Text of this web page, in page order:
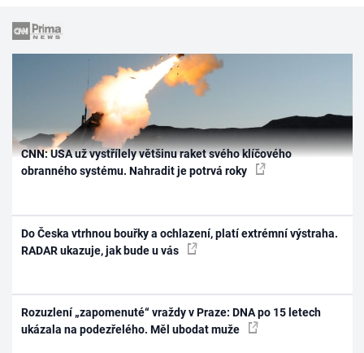
CNN: USA už vystřílely většinu raket svého klíčového
obranného systému. Nahradit je potrvá roky
Do Česka vtrhnou bouřky a ochlazení, platí extrémní výstraha.
RADAR ukazuje, jak bude u vás
Rozuzlení „zapomenuté“ vraždy v Praze: DNA po 15 letech
ukázala na podezřelého. Měl ubodat muže